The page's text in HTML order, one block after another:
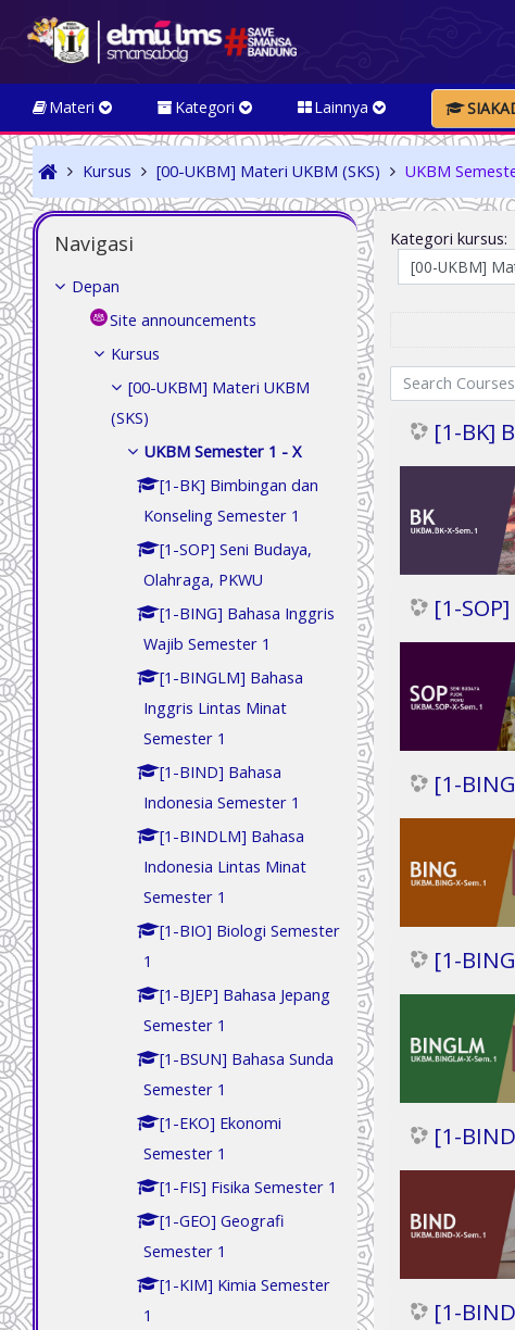
Materi Kategori Lainnya
Kursus [00-UKBM] Materi UKBM (SKS) UKBM
Kategori kursus:
Search Courses
[1-BK]
[1-
[1-
[1-
[1-
[1-
Abaikan Navigasi
Navigasi
Depan
Site announcements
Kursus
[00-UKBM] Materi UKBM
(SKS)
UKBM Semester 1 - X
[1-BK] Bimbingan dan
Konseling Semester 1
[1-SOP] Seni Budaya,
Olahraga, PKWU
[1-BING] Bahasa Inggris
Wajib Semester 1
[1-BINGLM] Bahasa
Inggris Lintas Minat
Semester 1
[1-BIND] Bahasa
Indonesia Semester 1
[1-BINDLM] Bahasa
Indonesia Lintas Minat
Semester 1
[1-BIO] Biologi Semester
1
[1-BJEP] Bahasa Jepang
Semester 1
[1-BSUN] Bahasa Sunda
Semester 1
[1-EKO] Ekonomi
Semester 1
[1-FIS] Fisika Semester 1
[1-GEO] Geografi
Semester 1
[1-KIM] Kimia Semester
1